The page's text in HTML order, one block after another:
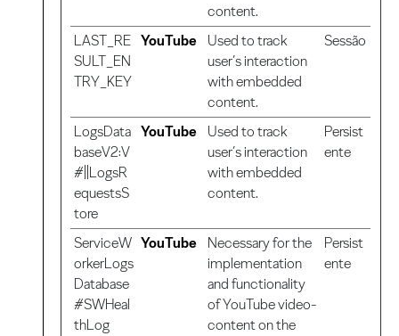
content.
LAST_RE
SULT_EN
TRY_KEY
YouTube
Used to track
user’s interaction
with embedded
content.
Sessão
LogsData
baseV2:V
#||LogsR
equestsS
tore
YouTube
Used to track
user’s interaction
with embedded
content.
Persist
ente
ServiceW
orkerLogs
Database
#SWHeal
thLog
YouTube
Necessary for the
implementation
and functionality
of YouTube video-
content on the
Persist
ente